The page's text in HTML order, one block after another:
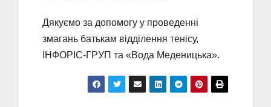
Дякуємо за допомогу у проведенні
змагань батькам відділення тенісу,
ІНФОРІС-ГРУП та «Вода Меденицька».